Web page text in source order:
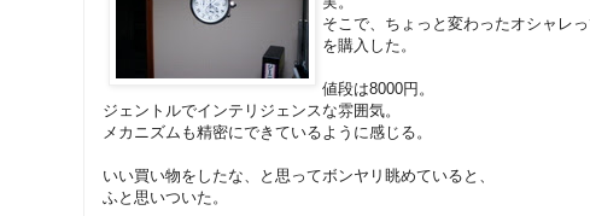
そこで、ちょっと変わったオシャレ
を購入した。
値段は8000円。
ジェントルでインテリジェンスな雰囲気。
メカニズムも精密にできているように感じる。
いい買い物をしたな、と思ってボンヤリ眺めていると、
ふと思いついた。